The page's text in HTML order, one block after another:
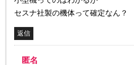
セスナ社製の機体って確定なん？
返信
匿名